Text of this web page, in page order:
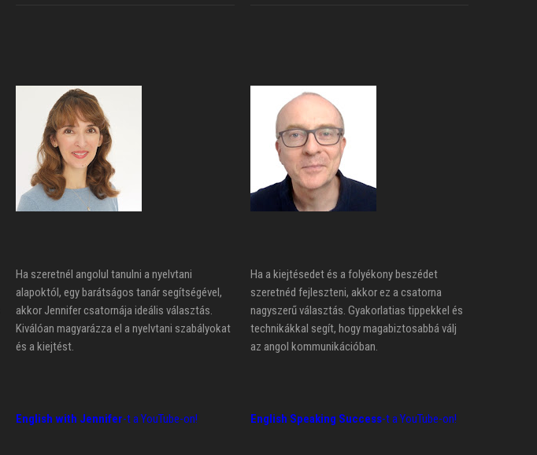
Ha szeretnél angolul tanulni a nyelvtani
alapoktól, egy barátságos tanár segítségével,
akkor Jennifer csatornája ideális választás.
Kiválóan magyarázza el a nyelvtani szabályokat
és a kiejtést.
English with Jennifer-t a YouTube-on!
Ha a kiejtésedet és a folyékony beszédet
szeretnéd fejleszteni, akkor ez a csatorna
nagyszerű választás. Gyakorlatias tippekkel és
technikákkal segít, hogy magabiztosabbá válj
az angol kommunikációban.
English Speaking Success-t a YouTube-on!